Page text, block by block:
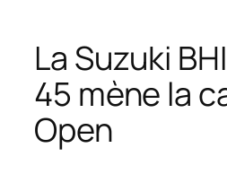
La Suzuki
45 mène la
Open